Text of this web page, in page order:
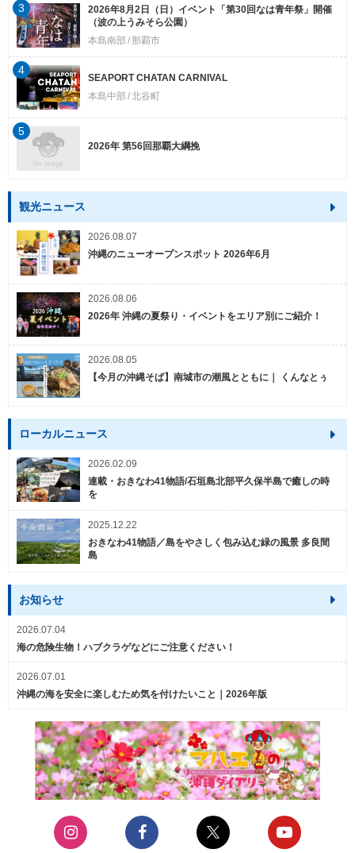
2026年8月2日（日）イベント「第30回なは青年祭」開催
（波の上うみそら公園）
本島南部
那覇市
3
SEAPORT CHATAN CARNIVAL
本島中部 北谷町
4
2026年 第56回那覇大綱挽
5
観光ニュース
2026.08.07
沖縄のニューオープンスポット 2026年6月
2026.08.06
2026年 沖縄の夏祭り・イベントをエリア別にご紹介！
2026.08.05
【今月の沖縄そば】南城市の潮風とともに｜ くんなとぅ
ローカルニュース
2026.02.09
連載・おきなわ41物語/石垣島北部平久保半島で癒しの時
を
2025.12.22
おきなわ41物語／島をやさしく包み込む緑の風景 多良間
島
お知らせ
2026.07.04
海の危険生物！ハブクラゲなどにご注意ください！
2026.07.01
沖縄の海を安全に楽しむため気を付けたいこと｜2026年版